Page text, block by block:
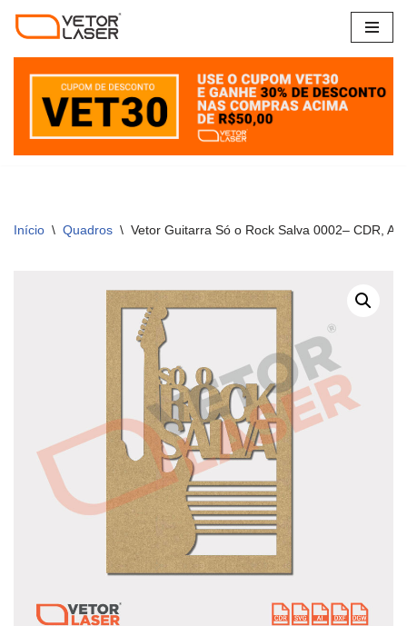
para
conteúdo
Início \ Quadros \ Vetor Guitarra Só o Rock Salva 0002– CDR, AI,